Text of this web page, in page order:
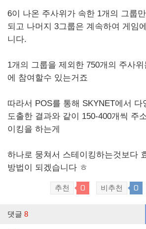
6이 나온 주사위가 속한 1개의 그룹
되고 나머지 3그룹은 계속하여 게임
니다.
1개의 그룹을 제외한 750개의 주사
에 참여할수 있는거죠
따라서 POS를 통해 SKYNET에서 다
도출한 결과와 같이 150-400개씩 주
이킹을 하는게
하나로 뭉쳐서 스테이킹하는것보다
방법이 되겠습니다 ㅎ
추천 0 비추천 0
댓글 8